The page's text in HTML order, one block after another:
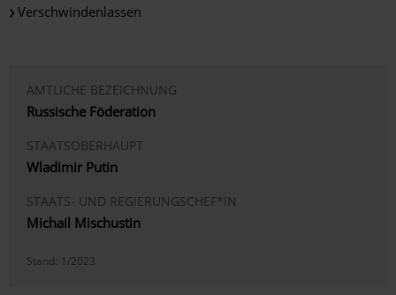
Verschwindenlassen
AMTLICHE BEZEICHNUNG
Russische Föderation
STAATSOBERHAUPT
Wladimir Putin
STAATS- UND REGIERUNGSCHEF*IN
Michail Mischustin
Stand: 1/2023